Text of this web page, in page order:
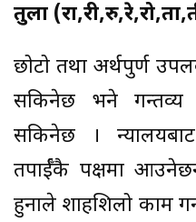
तुला
छोटो तथा अर्थपुर्ण
सकिनेछ भने गन्तव्य
सकिनेछ ।
तपार्ईँकै पक्षमा
हुनाले शाहशिलो काम